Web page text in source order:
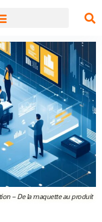
– De la maquette au produit